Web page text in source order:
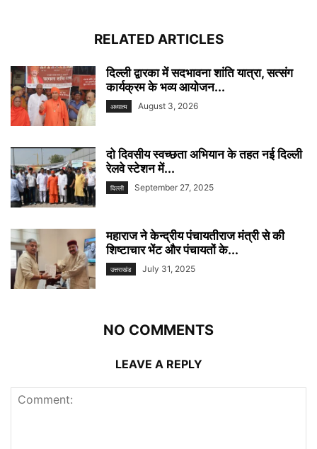
RELATED ARTICLES
दिल्ली द्वारका में सदभावना शांति यात्रा, सत्संग
कार्यक्रम के भव्य आयोजन...
अध्यात्म August 3, 2026
दो दिवसीय स्वच्छता अभियान के तहत नई दिल्ली
रेलवे स्टेशन में...
दिल्ली September 27, 2025
महाराज ने केन्द्रीय पंचायतीराज मंत्री से की
शिष्टाचार भेंट और पंचायतों के...
उत्तराखंड July 31, 2025
NO COMMENTS
LEAVE A REPLY